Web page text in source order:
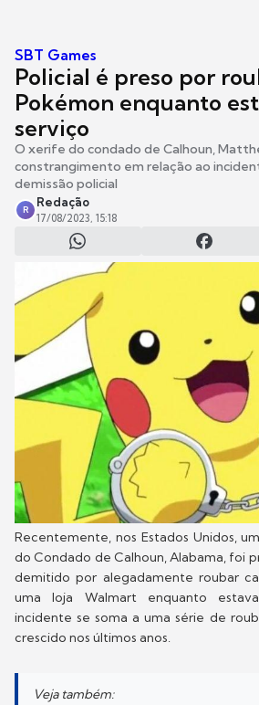
SBT Games
Policial é preso por
Pokémon enquanto
serviço
O xerife do condado de Calhoun,
constrangimento em relação ao
demissão policial
R
Redação
17/08/2023, 15:18
Recentemente, nos Estados Unidos,
do Condado de Calhoun, Alabama, foi
demitido por alegadamente roubar
uma loja Walmart enquanto
incidente se soma a uma série de
crescido nos últimos anos.
Veja também: